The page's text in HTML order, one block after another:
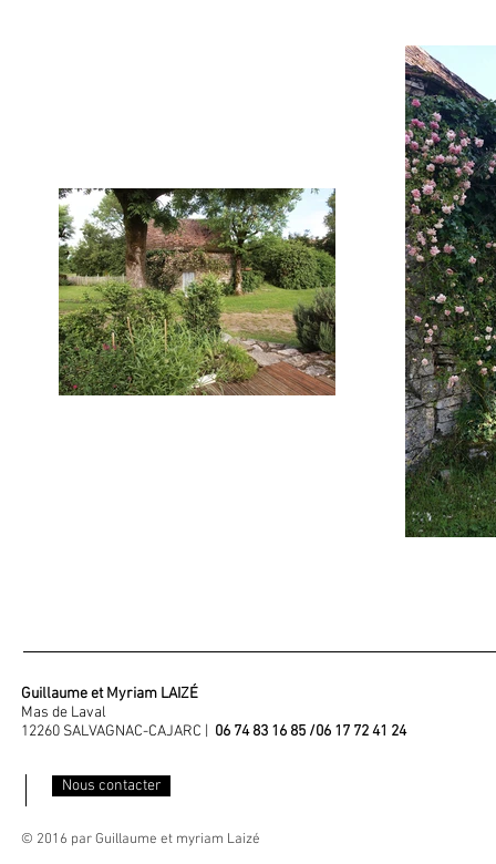
Guillaume et Myriam LAIZÉ
Mas de Laval
12260 SALVAGNAC-CAJARC | 06 74 83 16 85 /06 17 72 41 24
Nous contacter
© 2016 par Guillaume et myriam Laizé